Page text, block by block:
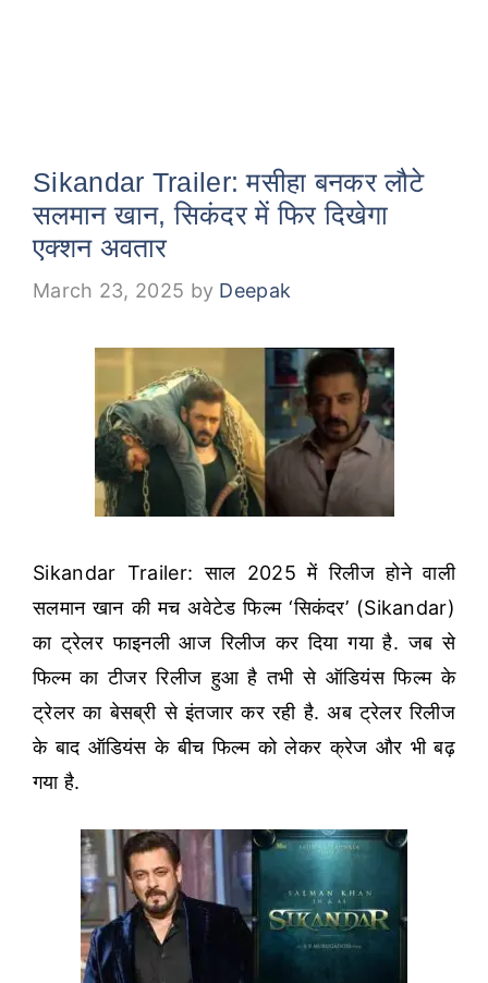
Sikandar Trailer: मसीहा बनकर लौटे
सलमान खान, सिकंदर में फिर दिखेगा
एक्शन अवतार
March 23, 2025 by Deepak
Sikandar Trailer: साल 2025 में रिलीज होने वाली
सलमान खान की मच अवेटेड फिल्म ‘सिकंदर’ (Sikandar)
का ट्रेलर फाइनली आज रिलीज कर दिया गया है. जब से
फिल्म का टीजर रिलीज हुआ है तभी से ऑडियंस फिल्म के
ट्रेलर का बेसब्री से इंतजार कर रही है. अब ट्रेलर रिलीज
के बाद ऑडियंस के बीच फिल्म को लेकर क्रेज और भी बढ़
गया है.